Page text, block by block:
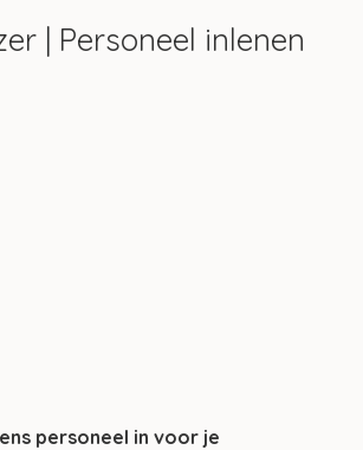
| Personeel inlenen
personeel in voor je